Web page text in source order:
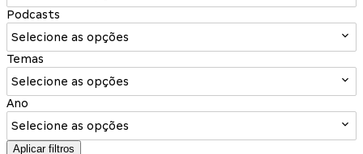
Podcasts
Selecione as opções
Temas
Selecione as opções
Ano
Selecione as opções
Aplicar filtros